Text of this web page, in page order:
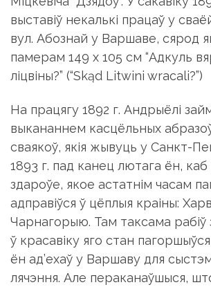
выставіў некалькі працаў у
вул. Абознай у Варшаве, сярод
памерам 149 x 105 см “Адкуль
ліцвіны?” (“Skąd Litwini wracali?”)
На працягу 1892 г. Андрыёлі
выкананнем касцёльных
сваякоў, якія жывуць у Санкт-
1893 г. пад канец лютага ён, каб
здароўе, якое астатнім часам
адправіўся ў цёплыя краіны:
Чарнагорыю. Там таксама рабіў
ў красавіку яго стан
ён ад’ехаў у Варшаву для
лячэння. Але пераканаўшыся,